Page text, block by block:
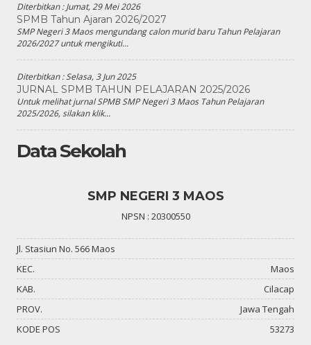
Diterbitkan :Jumat, 29 Mei 2026
SPMB Tahun Ajaran 2026/2027
SMP Negeri 3 Maos mengundang calon murid baru Tahun Pelajaran
2026/2027 untuk mengikuti...
Diterbitkan :Selasa, 3 Jun 2025
JURNAL SPMB TAHUN PELAJARAN 2025/2026
Untuk melihat jurnal SPMB SMP Negeri 3 Maos Tahun Pelajaran
2025/2026, silakan klik...
Data Sekolah
SMP NEGERI 3 MAOS
NPSN : 20300550
Jl. Stasiun No. 566 Maos
KEC.
Maos
KAB.
Cilacap
PROV.
Jawa Tengah
KODE POS
53273